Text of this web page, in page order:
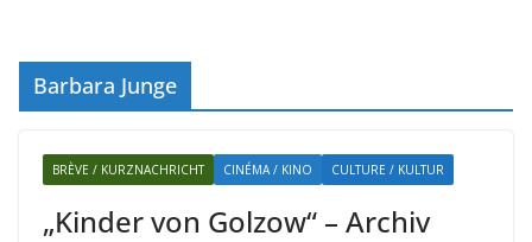
Barbara Junge
BRÈVE / KURZNACHRICHT CINÉMA / KINO CULTURE / KULTUR
„Kinder von Golzow“ – Archiv